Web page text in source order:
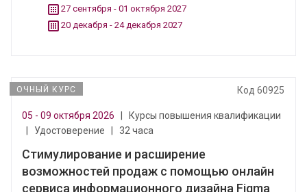
27 сентября - 01 октября 2027
20 декабря - 24 декабря 2027
ОЧНЫЙ КУРС Код 60925
05 - 09 октября 2026
Курсы повышения квалификации
Удостоверение 32 часа
Стимулирование и расширение
возможностей продаж с помощью онлайн
сервиса информационного дизайна Figma